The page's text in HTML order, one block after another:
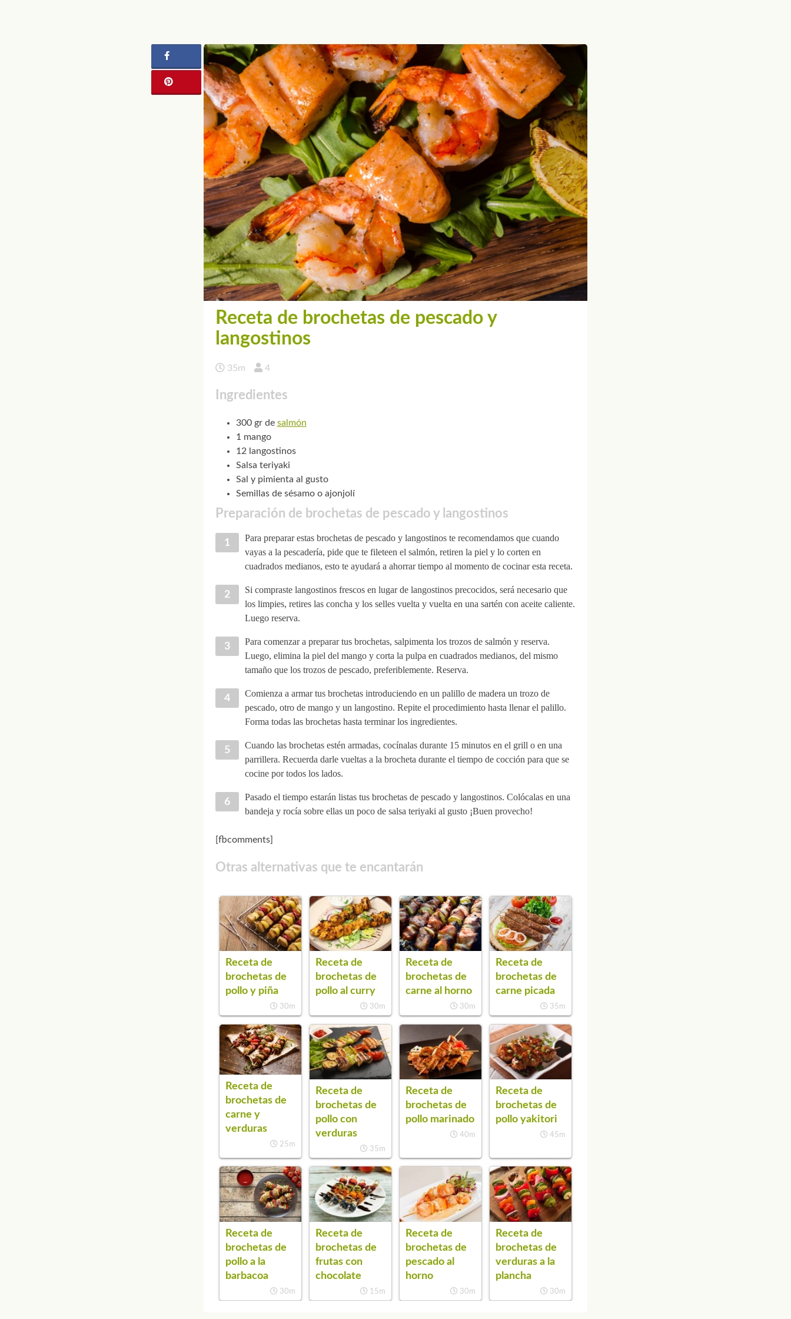
Receta de brochetas de pescado y
langostinos
35m 4
Ingredientes
300 gr de salmón
1 mango
12 langostinos
Salsa teriyaki
Sal y pimienta al gusto
Semillas de sésamo o ajonjolí
Preparación de brochetas de pescado y langostinos
Para preparar estas brochetas de pescado y langostinos te recomendamos que cuando
vayas a la pescadería, pide que te fileteen el salmón, retiren la piel y lo corten en
cuadrados medianos, esto te ayudará a ahorrar tiempo al momento de cocinar esta receta.
Si compraste langostinos frescos en lugar de langostinos precocidos, será necesario que
los limpies, retires las concha y los selles vuelta y vuelta en una sartén con aceite caliente.
Luego reserva.
Para comenzar a preparar tus brochetas, salpimenta los trozos de salmón y reserva.
Luego, elimina la piel del mango y corta la pulpa en cuadrados medianos, del mismo
tamaño que los trozos de pescado, preferiblemente. Reserva.
Comienza a armar tus brochetas introduciendo en un palillo de madera un trozo de
pescado, otro de mango y un langostino. Repite el procedimiento hasta llenar el palillo.
Forma todas las brochetas hasta terminar los ingredientes.
Cuando las brochetas estén armadas, cocínalas durante 15 minutos en el grill o en una
parrillera. Recuerda darle vueltas a la brocheta durante el tiempo de cocción para que se
cocine por todos los lados.
Pasado el tiempo estarán listas tus brochetas de pescado y langostinos. Colócalas en una
bandeja y rocía sobre ellas un poco de salsa teriyaki al gusto ¡Buen provecho!
[fbcomments]
Otras alternativas que te encantarán
Receta de
brochetas de
pollo y piña
30m
Receta de
brochetas de
pollo al curry
30m
Receta de
brochetas de
carne al horno
30m
Receta de
brochetas de
carne picada
35m
Receta de
brochetas de
carne y
verduras
25m
Receta de
brochetas de
pollo con
verduras
35m
Receta de
brochetas de
pollo marinado
40m
Receta de
brochetas de
pollo yakitori
45m
Receta de
brochetas de
pollo a la
barbacoa
30m
Receta de
brochetas de
frutas con
chocolate
15m
Receta de
brochetas de
pescado al
horno
30m
Receta de
brochetas de
verduras a la
plancha
30m